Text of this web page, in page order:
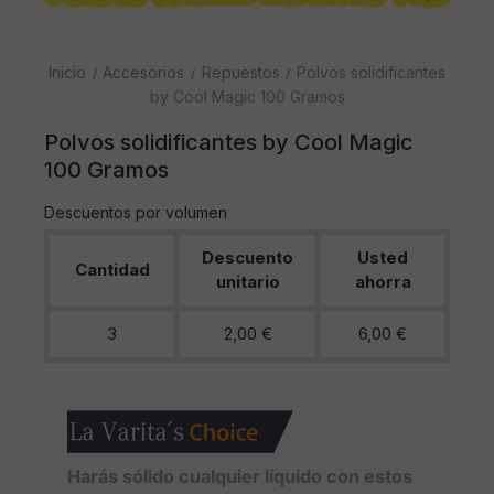
Inicio Accesorios Repuestos
Polvos solidificantes
by Cool Magic 100 Gramos
Polvos solidificantes by Cool Magic
100 Gramos
Descuentos por volumen
Cantidad
Descuento
unitario
Usted
ahorra
3 2,00 € 6,00 €
Harás sólido cualquier líquido con estos